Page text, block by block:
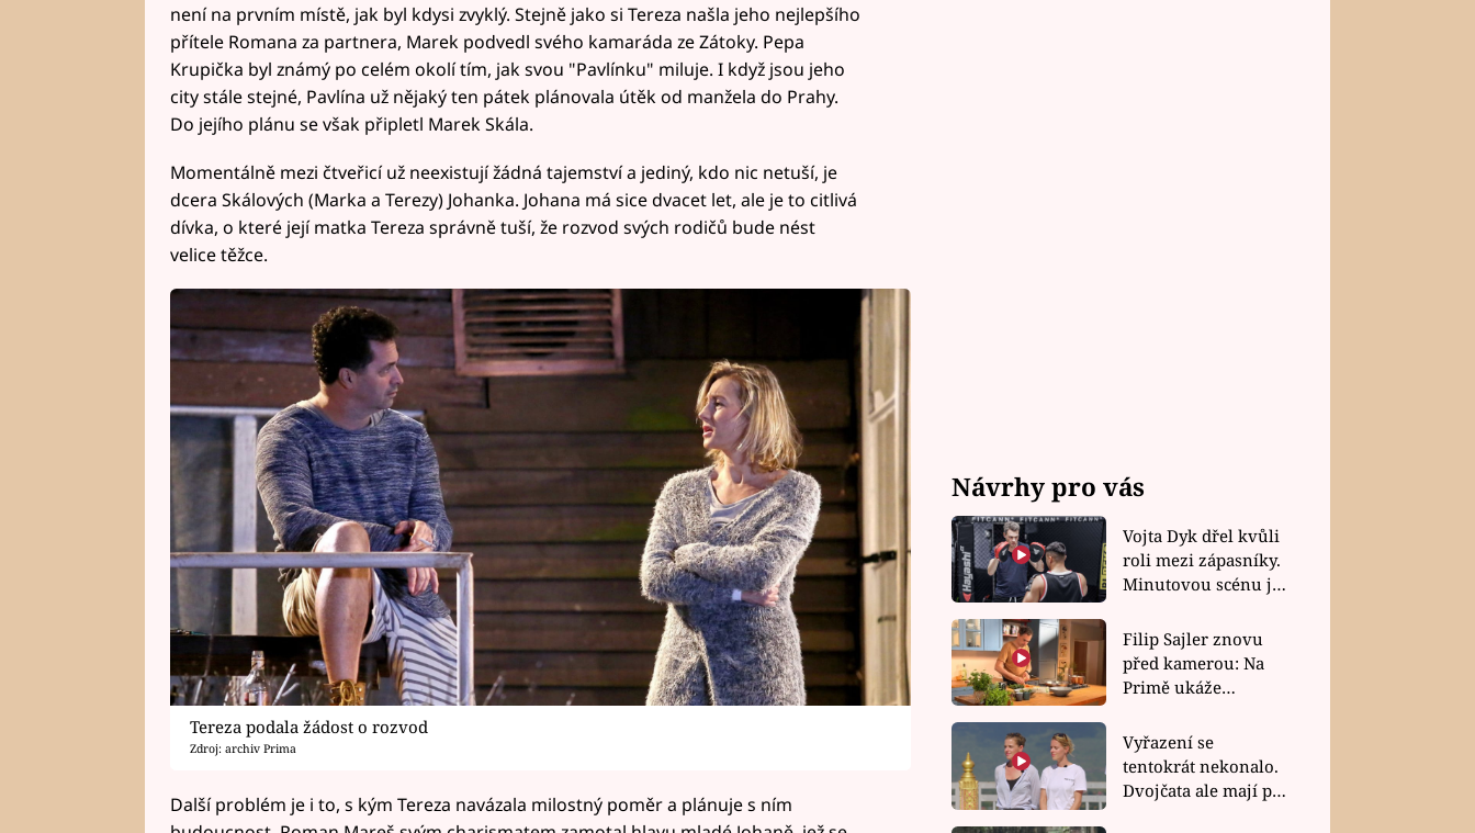
není na prvním místě, jak byl kdysi zvyklý. Stejně jako si Tereza našla jeho nejlepšího
přítele Romana za partnera, Marek podvedl svého kamaráda ze Zátoky. Pepa
Krupička byl známý po celém okolí tím, jak svou "Pavlínku" miluje. I když jsou jeho
city stále stejné, Pavlína už nějaký ten pátek plánovala útěk od manžela do Prahy.
Do jejího plánu se však připletl Marek Skála.
Momentálně mezi čtveřicí už neexistují žádná tajemství a jediný, kdo nic netuší, je
dcera Skálových (Marka a Terezy) Johanka. Johana má sice dvacet let, ale je to citlivá
dívka, o které její matka Tereza správně tuší, že rozvod svých rodičů bude nést
velice těžce.
Tereza podala žádost o rozvod
Zdroj: archiv Prima
Další problém je i to, s kým Tereza navázala milostný poměr a plánuje s ním
Návrhy pro vás
Vojta Dyk dřel kvůli
roli mezi zápasníky.
Minutovou scénu jel
Filip Sajler znovu
před kamerou: Na
Primě ukáže
rychlé recepty
Vyřazení se
tentokrát nekonalo.
Dvojčata ale mají po